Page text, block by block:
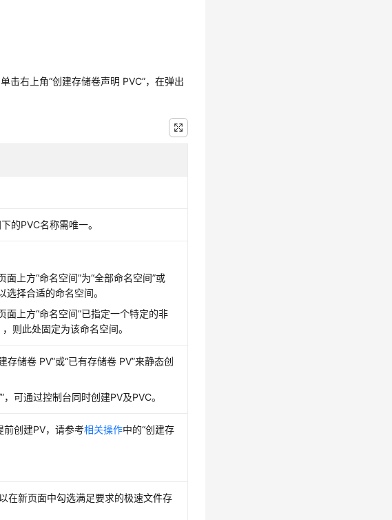
击右上角“创建存储卷声明 PVC”，在弹出
的PVC名称需唯一。
面上方“命名空间”为“全部命名空间”或
选择合适的命名空间。
面上方“命名空间”已指定一个特定的非
则此处固定为该命名空间。
存储卷 PV”或“已有存储卷 PV”来静态创
，可通过控制台同时创建PV及PVC。
前创建PV，请参考相关操作中的“创建存
在新页面中勾选满足要求的极速文件存